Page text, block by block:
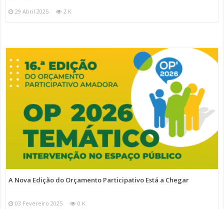
29 Abril 2025 2 K
A Nova Edição do Orçamento Participativo Está a Chegar
03 Fevereiro 2025 0 K